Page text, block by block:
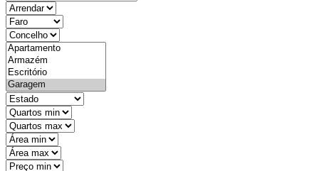
objective
districtId
countyId
types
state
mintypo
maxtypo
minarea
maxarea
minprice